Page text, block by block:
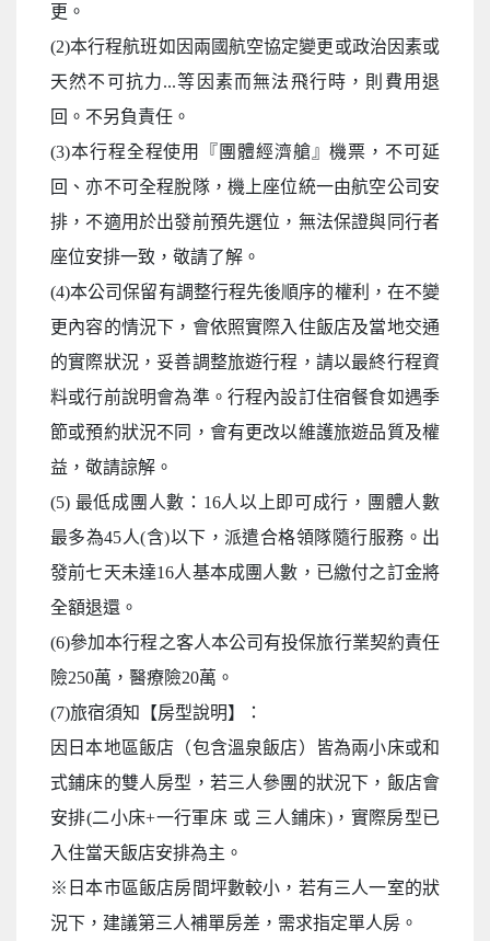
更。
(2)本行程航班如因兩國航空協定變更或政治因素或
天然不可抗力...等因素而無法飛行時，則費用退
回。不另負責任。
(3)本行程全程使用『團體經濟艙』機票，不可延
回、亦不可全程脫隊，機上座位統一由航空公司安
排，不適用於出發前預先選位，無法保證與同行者
座位安排一致，敬請了解。
(4)本公司保留有調整行程先後順序的權利，在不變
更內容的情況下，會依照實際入住飯店及當地交通
的實際狀況，妥善調整旅遊行程，請以最終行程資
料或行前說明會為準。行程內設訂住宿餐食如遇季
節或預約狀況不同，會有更改以維護旅遊品質及權
益，敬請諒解。
(5) 最低成團人數：16人以上即可成行，團體人數
最多為45人(含)以下，派遣合格領隊隨行服務。出
發前七天未達16人基本成團人數，已繳付之訂金將
全額退還。
(6)參加本行程之客人本公司有投保旅行業契約責任
險250萬，醫療險20萬。
(7)旅宿須知【房型說明】：
因日本地區飯店（包含溫泉飯店）皆為兩小床或和
式鋪床的雙人房型，若三人參團的狀況下，飯店會
安排(二小床+一行軍床 或 三人鋪床)，實際房型已
入住當天飯店安排為主。
※日本市區飯店房間坪數較小，若有三人一室的狀
況下，建議第三人補單房差，需求指定單人房。